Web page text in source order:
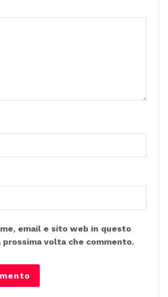
email e sito web in questo
volta che commento.